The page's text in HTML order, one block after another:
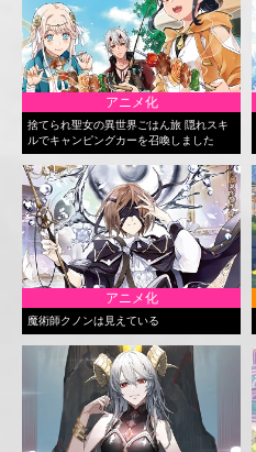
アニメ化
捨てられ聖女の異世界ごはん旅 隠れスキ
ルでキャンピングカーを召喚しました
アニメ化
魔術師クノンは見えている